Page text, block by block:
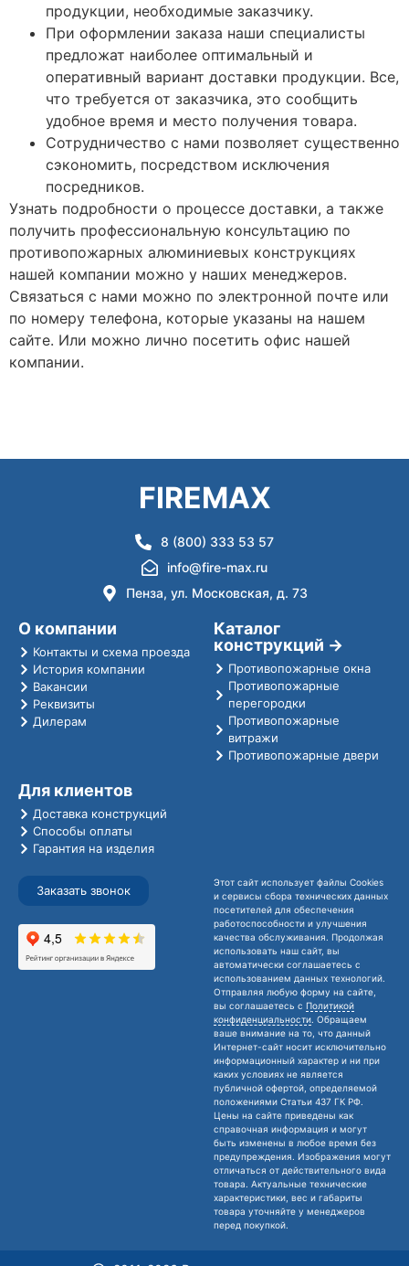
продукции, необходимые заказчику.
При оформлении заказа наши специалисты
предложат наиболее оптимальный и
оперативный вариант доставки продукции. Все,
что требуется от заказчика, это сообщить
удобное время и место получения товара.
Сотрудничество с нами позволяет существенно
сэкономить, посредством исключения
посредников.
Узнать подробности о процессе доставки, а также
получить профессиональную консультацию по
противопожарных алюминиевых конструкциях
нашей компании можно у наших менеджеров.
Связаться с нами можно по электронной почте или
по номеру телефона, которые указаны на нашем
сайте. Или можно лично посетить офис нашей
компании.
FIREMAX
8 (800) 333 53 57
info@fire-max.ru
Пенза, ул. Московская, д. 73
О компании
Контакты и схема проезда
История компании
Вакансии
Реквизиты
Дилерам
Каталог
конструкций →
Противопожарные окна
Противопожарные
перегородки
Противопожарные
витражи
Противопожарные двери
Для клиентов
Доставка конструкций
Способы оплаты
Гарантия на изделия
Заказать звонок
Этот сайт использует файлы Cookies
и сервисы сбора технических данных
посетителей для обеспечения
работоспособности и улучшения
качества обслуживания. Продолжая
использовать наш сайт, вы
автоматически соглашаетесь с
использованием данных технологий.
Отправляя любую форму на сайте,
вы соглашаетесь с Политикой
конфиденциальности . Обращаем
ваше внимание на то, что данный
Интернет-сайт носит исключительно
информационный характер и ни при
каких условиях не является
публичной офертой, определяемой
положениями Статьи 437 ГК РФ.
Цены на сайте приведены как
справочная информация и могут
быть изменены в любое время без
предупреждения. Изображения могут
отличаться от действительного вида
товара. Актуальные технические
характеристики, вес и габариты
товара уточняйте у менеджеров
перед покупкой.